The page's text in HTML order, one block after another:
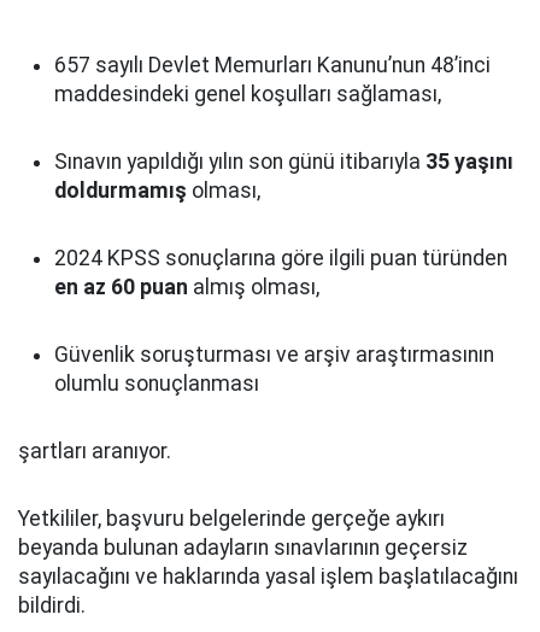
657 sayılı Devlet Memurları Kanunu’nun 48’inci
maddesindeki genel koşulları sağlaması,
Sınavın yapıldığı yılın son günü itibarıyla 35 yaşını
doldurmamış olması,
2024 KPSS sonuçlarına göre ilgili puan türünden
en az 60 puan almış olması,
Güvenlik soruşturması ve arşiv araştırmasının
olumlu sonuçlanması
şartları aranıyor.
Yetkililer, başvuru belgelerinde gerçeğe aykırı
beyanda bulunan adayların sınavlarının geçersiz
sayılacağını ve haklarında yasal işlem başlatılacağını
bildirdi.